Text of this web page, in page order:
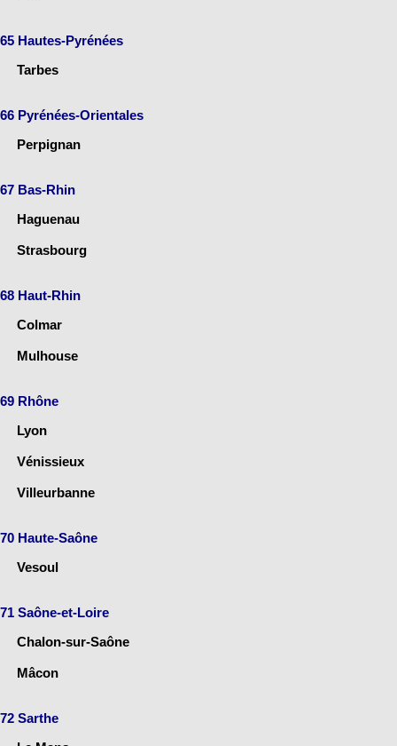
65 Hautes-Pyrénées
Tarbes
66 Pyrénées-Orientales
Perpignan
67 Bas-Rhin
Haguenau
Strasbourg
68 Haut-Rhin
Colmar
Mulhouse
69 Rhône
Lyon
Vénissieux
Villeurbanne
70 Haute-Saône
Vesoul
71 Saône-et-Loire
Chalon-sur-Saône
Mâcon
72 Sarthe